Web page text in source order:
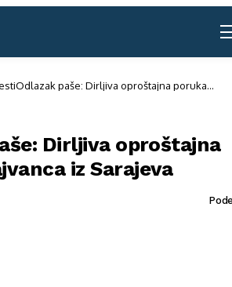
Odlazak paše: Dirljiva oproštajna poruka
Dirljiva oproštajna
iz Sarajeva